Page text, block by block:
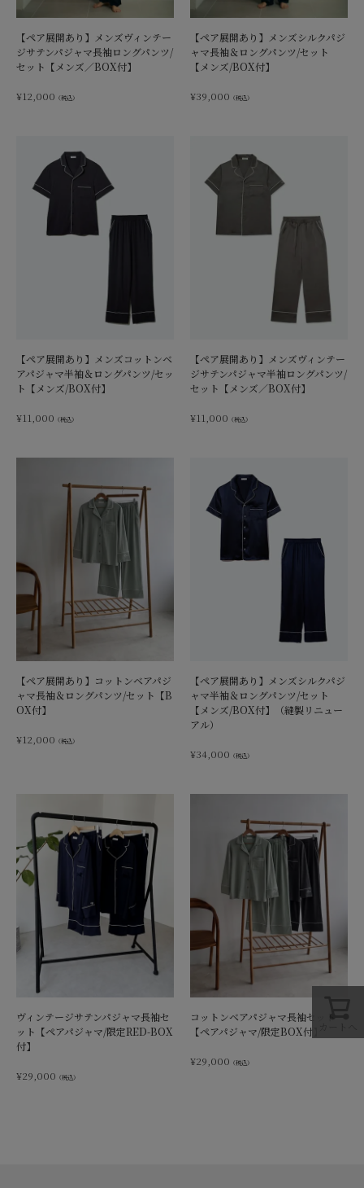
【ペア展開あり】メンズヴィンテー
ジサテンパジャマ長袖ロングパンツ/
セット【メンズ／BOX付】
¥12,000 （税込）
【ペア展開あり】メンズシルクパジ
ャマ長袖＆ロングパンツ/セット
【メンズ/BOX付】
¥39,000 （税込）
【ペア展開あり】メンズコットンベ
アパジャマ半袖＆ロングパンツ/セッ
ト【メンズ/BOX付】
¥11,000 （税込）
【ペア展開あり】メンズヴィンテー
ジサテンパジャマ半袖ロングパンツ/
セット【メンズ／BOX付】
¥11,000 （税込）
【ペア展開あり】コットンベアパジ
ャマ長袖＆ロングパンツ/セット【B
OX付】
¥12,000 （税込）
【ペア展開あり】メンズシルクパジ
ャマ半袖＆ロングパンツ/セット
【メンズ/BOX付】（縫製リニュー
アル）
¥34,000 （税込）
ヴィンテージサテンパジャマ長袖セ
ット【ペアパジャマ/限定RED-BOX
付】
¥29,000 （税込）
コットンベアパジャマ長袖セット
【ペアパジャマ/限定BOX付】
¥29,000 （税込）